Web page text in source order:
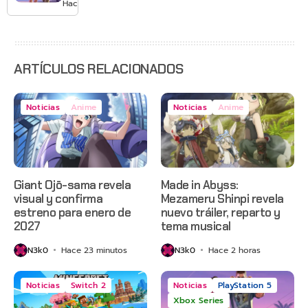
agosto
Hace 1 día
ARTÍCULOS RELACIONADOS
Noticias Anime
Giant Ojō-sama revela
visual y confirma
estreno para enero de
2027
N3k0 Hace 23 minutos
Noticias Anime
Made in Abyss:
Mezameru Shinpi revela
nuevo tráiler, reparto y
tema musical
N3k0 Hace 2 horas
Noticias Switch 2 Noticias
PlayStation 5
Xbox Series